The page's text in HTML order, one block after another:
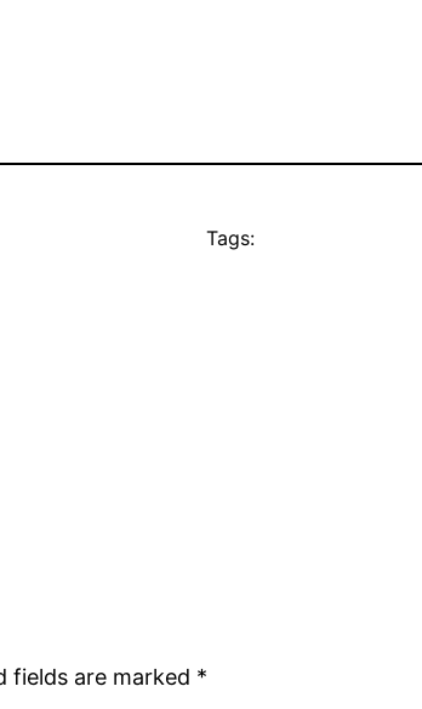
Tags:
fields are marked *